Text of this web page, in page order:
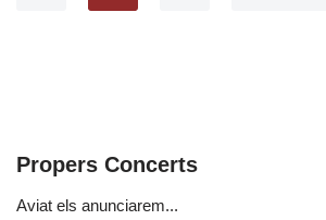
Propers Concerts
Aviat els anunciarem...